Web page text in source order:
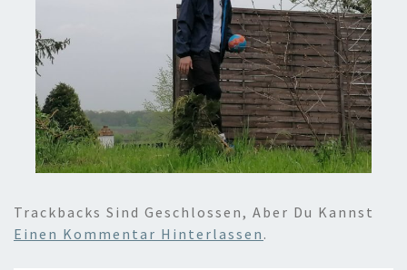
Trackbacks Sind Geschlossen, Aber Du Kannst
Einen Kommentar Hinterlassen .